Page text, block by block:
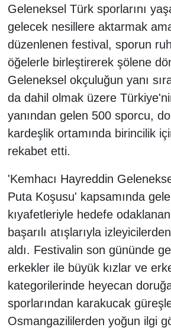
Geleneksel Türk sporlarını
gelecek nesillere aktarmak
düzenlenen festival, sporun
öğelerle birleştirerek şölene
Geleneksel okçuluğun yanı
da dahil olmak üzere
yanından gelen 500 sporcu,
kardeşlik ortamında birincilik
rekabet etti.
'Kemhacı Hayreddin
Puta Koşusu' kapsamında
kıyafetleriyle hedefe
başarılı atışlarıyla
aldı. Festivalin son gününde
erkekler ile büyük kızlar ve
kategorilerinde heyecan
sporlarından karakucak
Osmangazililerden yoğun ilgi